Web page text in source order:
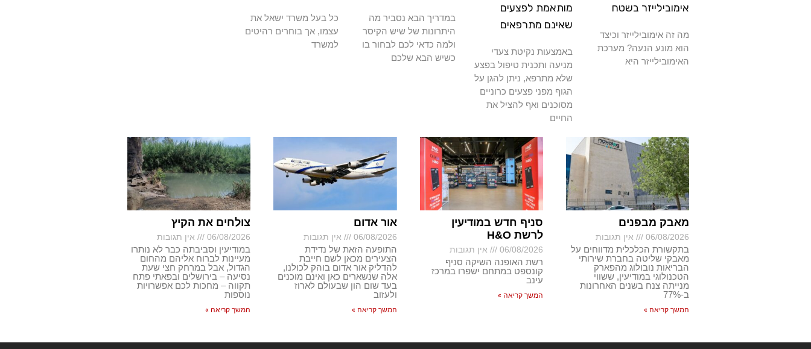
אימובילייזר בשטח
מה זה אימובילייזר וכיצד
הוא מונע הנעה? מערכת
האימובילייזר היא
מותאמת לפצעים
שאינם מתרפאים
באמצעות נקיטת צעדי
מניעה ותכנית טיפול בפצע
שלא מתרפא, ניתן להגן על
הגוף מפני פצעים כרוניים
מסוכנים ואף להציל את
החיים
במדריך הבא נסביר מה
היתרונות של שיש הקיסר
ולמה כדאי לכם לבחור בו
כשיש הבא שלכם
כל בעל משרד ישאל את
עצמו, אך בוחרים רהיטים
למשרד
מאבק מבפנים
06/08/2026 אין תגובות
בתקשורת הכלכלית מדווחים על
מאבקי שליטה בחברת שירותי
הבריאות נובולוג מהפארק
הטכנולוגי במודיעין, ששווי
מנייתה צנח בשנים האחרונות
ב-77%
המשך קריאה »
סניף חדש במודיעין
לרשת H&O
06/08/2026 אין תגובות
רשת האופנה השיקה סניף
קונספט במתחם ישפרו במרכז
עינב
המשך קריאה »
אור אדום
06/08/2026 אין תגובות
התופעה הזאת של נדידת
הצעירים מכאן לשם חייבת
להדליק אור אדום בוהק לכולנו,
אלה שנשארים כאן ואינם מוכנים
בעד שום הון שבעולם לארוז
ולעזוב
המשך קריאה »
צולחים את הקיץ
06/08/2026 אין תגובות
במודיעין וסביבתה כבר לא נותרו
מעיינות לברוח אליהם מהחום
הגדול, אבל במרחק חצי שעת
נסיעה – בירושלים ובפאתי פתח
תקווה – מחכות לכם אפשרויות
נוספות
המשך קריאה »